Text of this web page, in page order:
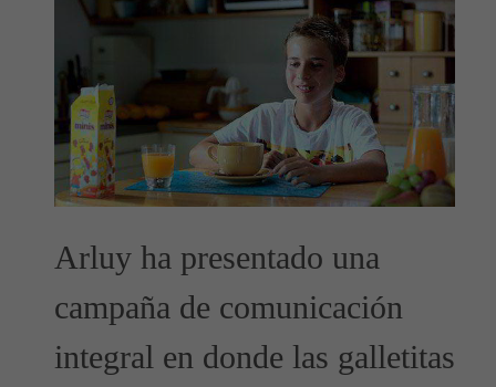
Arluy ha presentado una
campaña de comunicación
integral en donde las galletitas